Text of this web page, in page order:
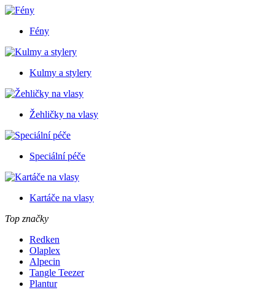
Fény
Kulmy a stylery
Žehličky na vlasy
Speciální péče
Kartáče na vlasy
Top značky
Redken
Olaplex
Alpecin
Tangle Teezer
Plantur